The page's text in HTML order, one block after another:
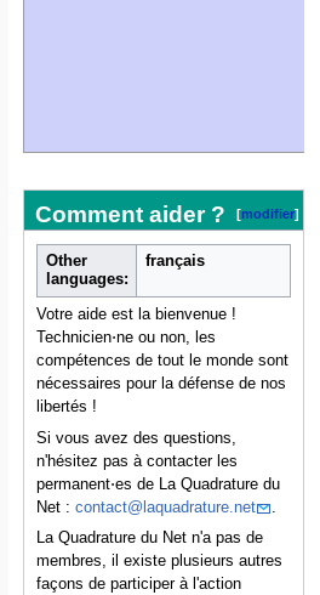
Comment aider ? [modifier]
Other
languages:
français
Votre aide est la bienvenue !
Technicien⋅ne ou non, les
compétences de tout le monde sont
nécessaires pour la défense de nos
libertés !
Si vous avez des questions,
n'hésitez pas à contacter les
permanent⋅es de La Quadrature du
Net :contact@laquadrature.net
La Quadrature du Net n'a pas de
membres, il existe plusieurs autres
façons de participer à l'action